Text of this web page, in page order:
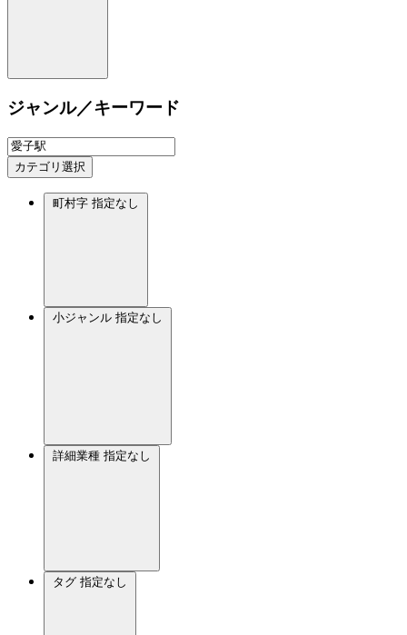
ジャンル／キーワード
カテゴリ選択
町村字 指定なし
小ジャンル 指定なし
詳細業種 指定なし
タグ 指定なし